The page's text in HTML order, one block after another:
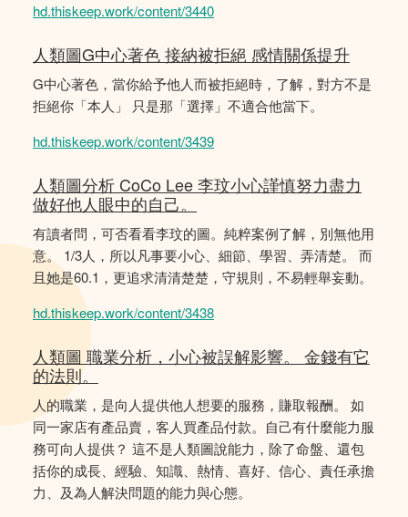
hd.thiskeep.work/content/3440
人類圖G中心著色 接納被拒絕 感情關係提升
G中心著色，當你給予他人而被拒絕時，了解，對方不是
拒絕你「本人」 只是那「選擇」不適合他當下。
hd.thiskeep.work/content/3439
人類圖分析 CoCo Lee 李玟小心謹慎努力盡力
做好他人眼中的自己。
有讀者問，可否看看李玟的圖。純粹案例了解，別無他用
意。 1/3人，所以凡事要小心、細節、學習、弄清楚。 而
且她是60.1，更追求清清楚楚，守規則，不易輕舉妄動。
hd.thiskeep.work/content/3438
人類圖 職業分析，小心被誤解影響。 金錢有它
的法則。
人的職業，是向人提供他人想要的服務，賺取報酬。 如
同一家店有產品賣，客人買產品付款。自己有什麼能力服
務可向人提供？ 這不是人類圖說能力，除了命盤、還包
括你的成長、經驗、知識、熱情、喜好、信心、責任承擔
力、及為人解決問題的能力與心態。